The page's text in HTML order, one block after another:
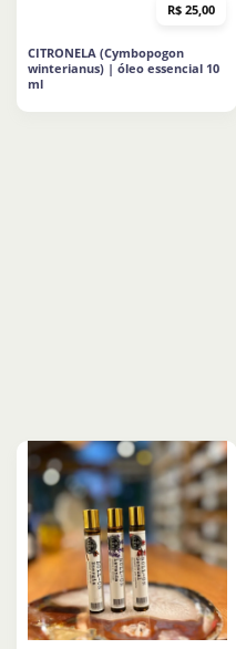
CITRONELA (Cymbopogon
winterianus) | óleo essencial 10
ml
R$ 25,00